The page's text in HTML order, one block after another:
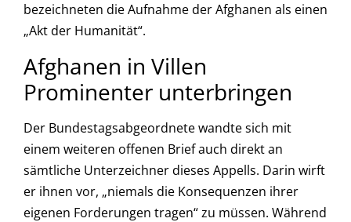
bezeichneten die Aufnahme der Afghanen als einen
„Akt der Humanität“.
Afghanen in Villen
Prominenter unterbringen
Der Bundestagsabgeordnete wandte sich mit
einem weiteren offenen Brief auch direkt an
sämtliche Unterzeichner dieses Appells. Darin wirft
er ihnen vor, „niemals die Konsequenzen ihrer
eigenen Forderungen tragen“ zu müssen. Während